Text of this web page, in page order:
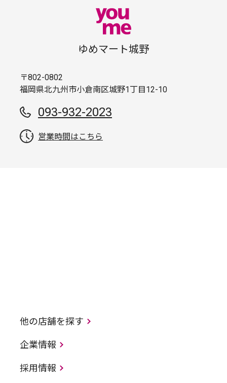
ゆめマート城野
〒802-0802
福岡県北九州市小倉南区城野1丁目12-10
093-932-2023
営業時間はこちら
他の店舗を探す
企業情報
採用情報